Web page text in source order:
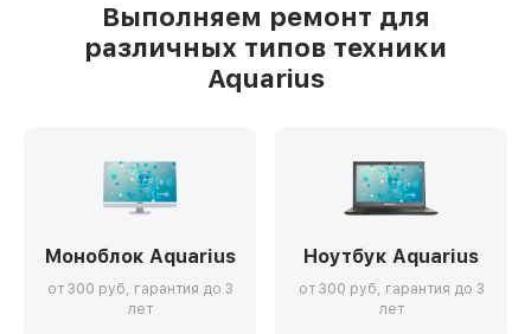
Выполняем ремонт для
различных типов техники
Aquarius
Моноблок Aquarius
от 300 руб, гарантия до 3
лет
Ноутбук Aquarius
от 300 руб, гарантия до 3
лет